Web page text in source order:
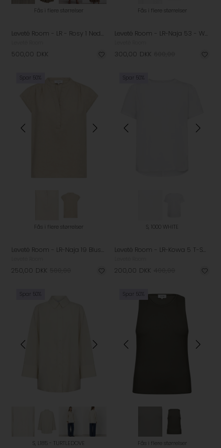
Fås i flere størrelser
Leveté Room - LR - Rosy 1 Nederdel - Fossil
500,00 DKK
Fås i flere størrelser
Leveté Room - LR-Naja 53 - White
300,00 DKK
Spar 50%
Fås i flere størrelser
Leveté Room - LR-Naja 19 Bluse - Island Fossil
250,00 DKK
Spar 50%
S, 1000 WHITE
Leveté Room - LR-Kowa 5 T-Shirt - White
200,00 DKK
Spar 50%
S, L185 - TURTLEDOVE
Spar 50%
Fås i flere størrelser